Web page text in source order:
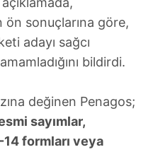
ön sonuçlarına göre,
adayı sağcı
bildirdi.
değinen Penagos;
sayımlar,
formları veya